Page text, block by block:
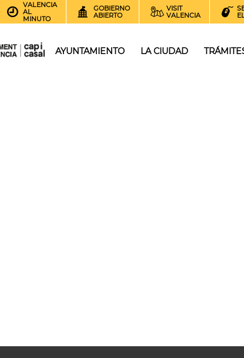
VALENCIA
AL
MINUTO
GOBIERNO
ABIERTO
VISIT
VALENCIA
AYUNTAMIENTO LA CIUDAD